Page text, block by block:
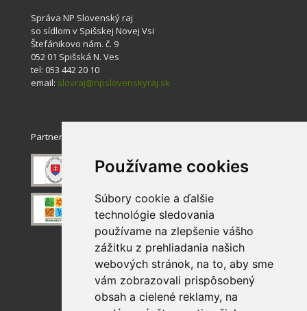
Používame cookies
Súbory cookie a ďalšie
technológie sledovania
používame na zlepšenie vášho
zážitku z prehliadania našich
webových stránok, na to, aby sme
vám zobrazovali prispôsobený
obsah a cielené reklamy, na
Správa NP Slovenský raj
so sídlom v Spišskej Novej Vsi
Štefánikovo nám. č. 9
052 01 Spišská N. Ves
tel: 053 442 20 10
email: slovraj@npslovenskyraj.sk
Partneri